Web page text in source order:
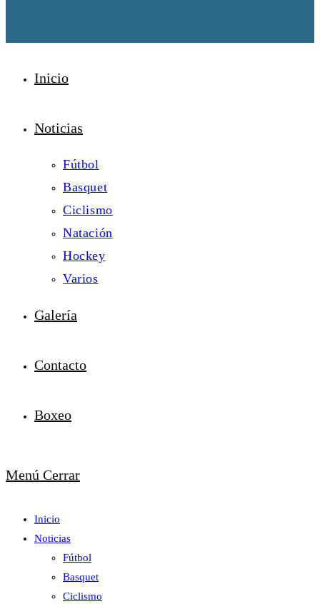
Inicio
Noticias
Fútbol
Basquet
Ciclismo
Natación
Hockey
Varios
Galería
Contacto
Boxeo
Menú Cerrar
Inicio
Noticias
Fútbol
Basquet
Ciclismo